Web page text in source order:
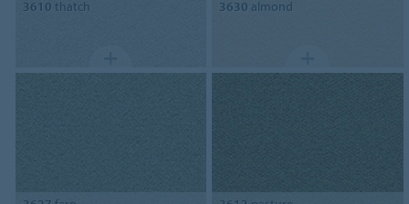
3610 thatch 3630 almond